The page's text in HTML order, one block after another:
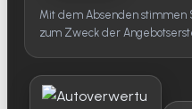
Mit dem Absenden stimmen
zum Zweck der